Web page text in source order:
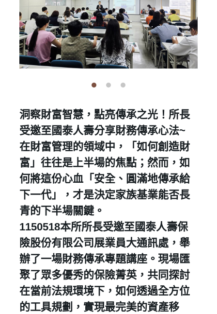
洞察財富智慧，點亮傳承之光！所長
受邀至國泰人壽分享財務傳承心法~
​在財富管理的領域中，「如何創造財
富」往往是上半場的焦點；然而，如
何將這份心血「安全、圓滿地傳承給
下一代」，才是決定家族基業能否長
青的下半場關鍵。
​1150518本所所長受邀至國泰人壽保
險股份有限公司展業員大通訊處，舉
辦了一場財務傳承專題講座。現場匯
聚了眾多優秀的保險菁英，共同探討
在當前法規環境下，如何透過全方位
的工具規劃，實現最完美的資產移